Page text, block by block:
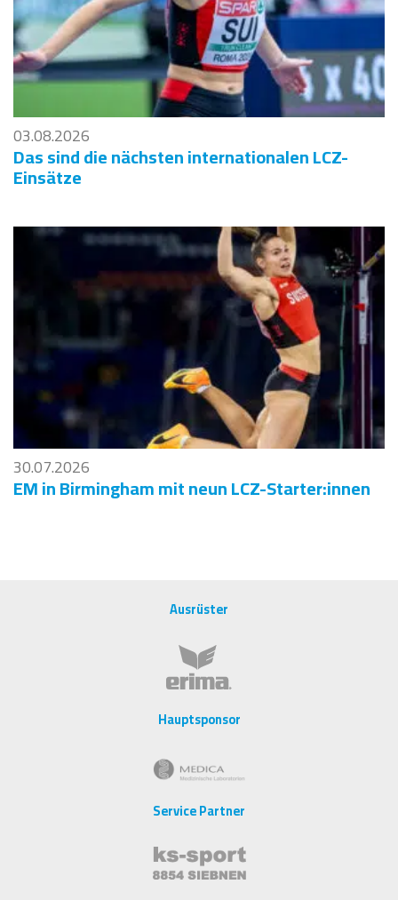
03.08.2026
Das sind die nächsten internationalen LCZ-
Einsätze
30.07.2026
EM in Birmingham mit neun LCZ-Starter:innen
Ausrüster
Hauptsponsor
Service Partner